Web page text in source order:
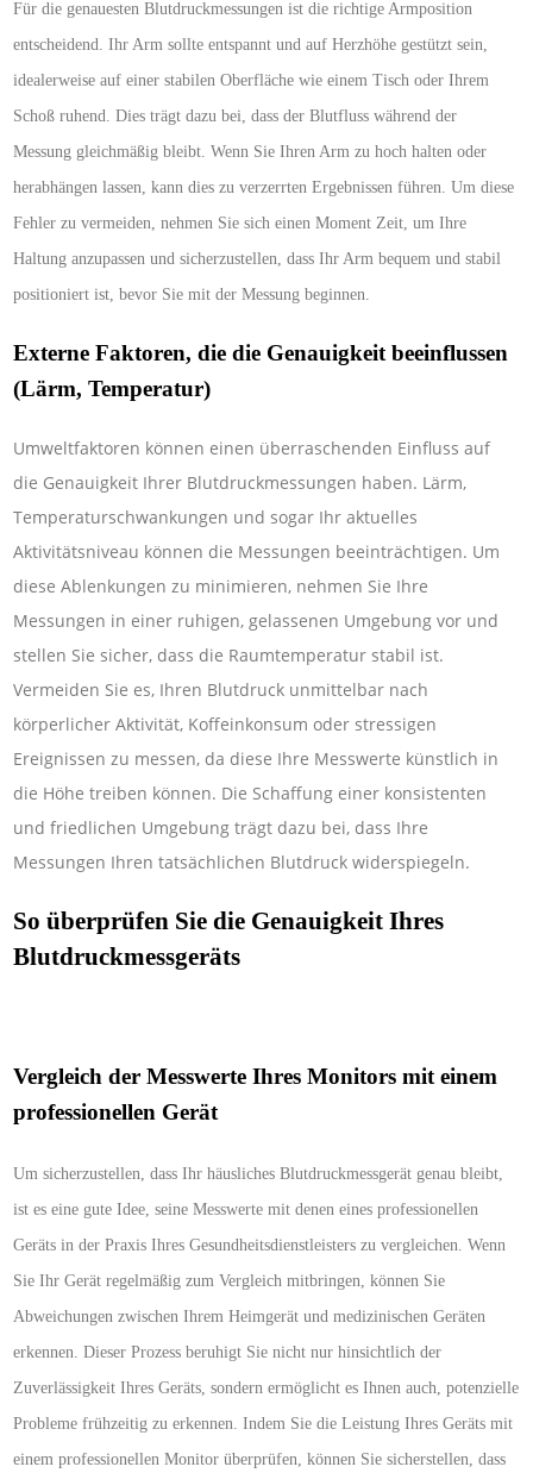
Für die genauesten Blutdruckmessungen ist die richtige Armposition
entscheidend. Ihr Arm sollte entspannt und auf Herzhöhe gestützt sein,
idealerweise auf einer stabilen Oberfläche wie einem Tisch oder Ihrem
Schoß ruhend. Dies trägt dazu bei, dass der Blutfluss während der
Messung gleichmäßig bleibt. Wenn Sie Ihren Arm zu hoch halten oder
herabhängen lassen, kann dies zu verzerrten Ergebnissen führen. Um diese
Fehler zu vermeiden, nehmen Sie sich einen Moment Zeit, um Ihre
Haltung anzupassen und sicherzustellen, dass Ihr Arm bequem und stabil
positioniert ist, bevor Sie mit der Messung beginnen.
Externe Faktoren, die die Genauigkeit beeinflussen
(Lärm, Temperatur)
Umweltfaktoren können einen überraschenden Einfluss auf
die Genauigkeit Ihrer Blutdruckmessungen haben. Lärm,
Temperaturschwankungen und sogar Ihr aktuelles
Aktivitätsniveau können die Messungen beeinträchtigen. Um
diese Ablenkungen zu minimieren, nehmen Sie Ihre
Messungen in einer ruhigen, gelassenen Umgebung vor und
stellen Sie sicher, dass die Raumtemperatur stabil ist.
Vermeiden Sie es, Ihren Blutdruck unmittelbar nach
körperlicher Aktivität, Koffeinkonsum oder stressigen
Ereignissen zu messen, da diese Ihre Messwerte künstlich in
die Höhe treiben können. Die Schaffung einer konsistenten
und friedlichen Umgebung trägt dazu bei, dass Ihre
Messungen Ihren tatsächlichen Blutdruck widerspiegeln.
So überprüfen Sie die Genauigkeit Ihres
Blutdruckmessgeräts
Vergleich der Messwerte Ihres Monitors mit einem
professionellen Gerät
Um sicherzustellen, dass Ihr häusliches Blutdruckmessgerät genau bleibt,
ist es eine gute Idee, seine Messwerte mit denen eines professionellen
Geräts in der Praxis Ihres Gesundheitsdienstleisters zu vergleichen. Wenn
Sie Ihr Gerät regelmäßig zum Vergleich mitbringen, können Sie
Abweichungen zwischen Ihrem Heimgerät und medizinischen Geräten
erkennen. Dieser Prozess beruhigt Sie nicht nur hinsichtlich der
Zuverlässigkeit Ihres Geräts, sondern ermöglicht es Ihnen auch, potenzielle
Probleme frühzeitig zu erkennen. Indem Sie die Leistung Ihres Geräts mit
einem professionellen Monitor überprüfen, können Sie sicherstellen, dass